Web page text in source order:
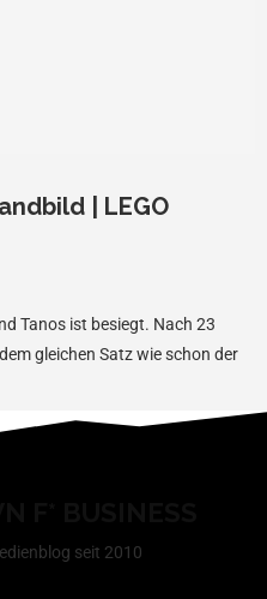
| LEGO
Tanos ist besiegt. Nach 23
gleichen Satz wie schon der
seit 2010